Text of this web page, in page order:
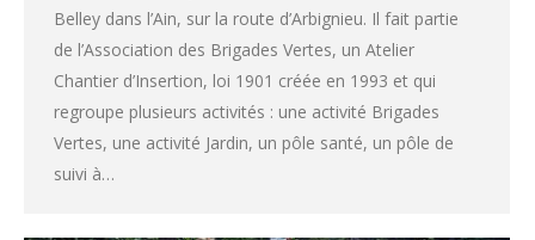
Belley dans l’Ain, sur la route d’Arbignieu. Il fait partie
de l’Association des Brigades Vertes, un Atelier
Chantier d’Insertion, loi 1901 créée en 1993 et qui
regroupe plusieurs activités : une activité Brigades
Vertes, une activité Jardin, un pôle santé, un pôle de
suivi à…